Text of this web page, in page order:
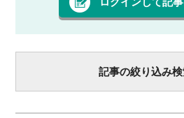
記事の絞り込み